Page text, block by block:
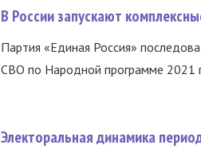
В России запускают
Партия «Единая Россия»
СВО по Народной программе 2021
Электоральная динамика